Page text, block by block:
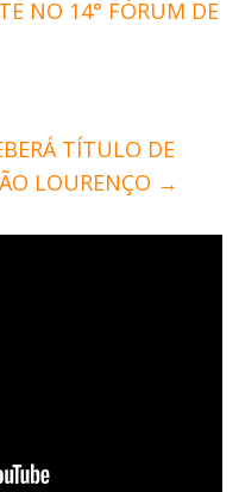
NO 14° FÓRUM DE
TÍTULO DE
LOURENÇO →